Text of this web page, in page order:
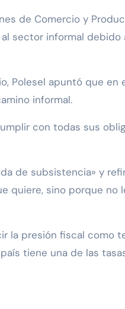
sector informal
Polesel apuntó que
informal.
con todas sus
de subsistencia» y
quiere, sino porque
la presión fiscal como
tiene una de las